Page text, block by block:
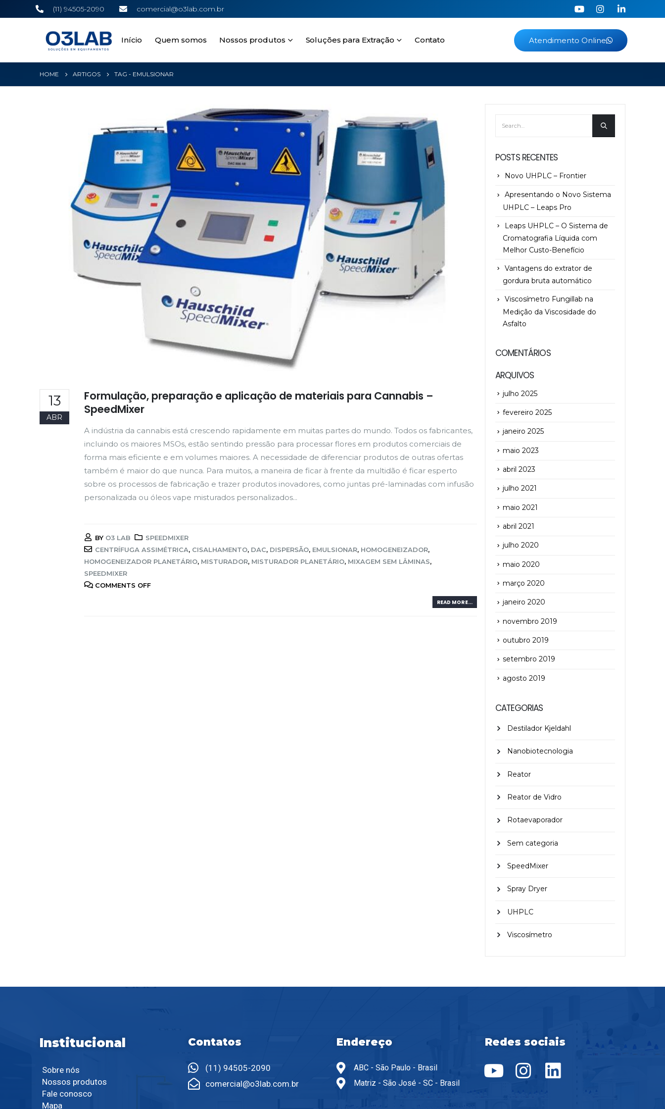
(11) 94505-2090 comercial@o3lab.com.br
Início Quem somos Nossos produtos Soluções para Extração Contato Atendimento Online
HOME ARTIGOS TAG - EMULSIONAR
13
ABR
Formulação, preparação e aplicação de materiais para Cannabis –
SpeedMixer
A indústria da cannabis está crescendo rapidamente em muitas partes do mundo. Todos os fabricantes,
incluindo os maiores MSOs, estão sentindo pressão para processar flores em produtos comerciais de
forma mais eficiente e em volumes maiores. A necessidade de diferenciar produtos de outras ofertas
também é maior do que nunca. Para muitos, a maneira de ficar à frente da multidão é ficar esperto
sobre os processos de fabricação e trazer produtos inovadores, como juntas pré-laminadas com infusão
personalizada ou óleos vape misturados personalizados...
BY O3 LAB
SPEEDMIXER
CENTRÍFUGA ASSIMÉTRICA, CISALHAMENTO, DAC, DISPERSÃO, EMULSIONAR, HOMOGENEIZADOR,
HOMOGENEIZADOR PLANETÁRIO, MISTURADOR, MISTURADOR PLANETÁRIO, MIXAGEM SEM LÂMINAS,
SPEEDMIXER
COMMENTS OFF
READ MORE...
POSTS RECENTES
Novo UHPLC – Frontier
Apresentando o Novo Sistema
UHPLC – Leaps Pro
Leaps UHPLC – O Sistema de
Cromatografia Líquida com
Melhor Custo-Benefício
Vantagens do extrator de
gordura bruta automático
Viscosímetro Fungillab na
Medição da Viscosidade do
Asfalto
COMENTÁRIOS
ARQUIVOS
julho 2025
fevereiro 2025
janeiro 2025
maio 2023
abril 2023
julho 2021
maio 2021
abril 2021
julho 2020
maio 2020
março 2020
janeiro 2020
novembro 2019
outubro 2019
setembro 2019
agosto 2019
CATEGORIAS
Destilador Kjeldahl
Nanobiotecnologia
Reator
Reator de Vidro
Rotaevaporador
Sem categoria
SpeedMixer
Spray Dryer
UHPLC
Viscosímetro
Institucional
Sobre nós
Nossos produtos
Fale conosco
Mapa
Contatos
(11) 94505-2090
comercial@o3lab.com.br
Endereço
ABC - São Paulo - Brasil
Matriz - São José - SC - Brasil
Redes sociais